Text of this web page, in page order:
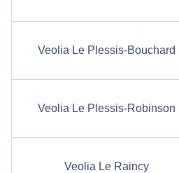
Veolia Le Plessis-Bouchard
Veolia Le Plessis-Robinson
Veolia Le Raincy